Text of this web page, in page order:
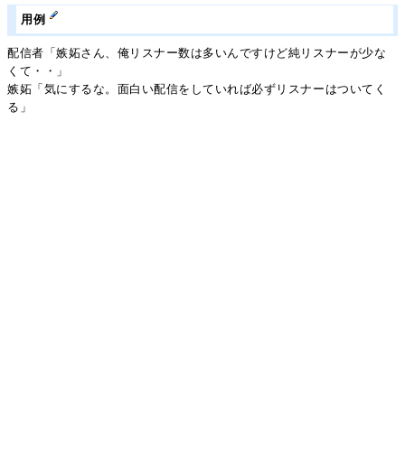
用例
配信者「嫉妬さん、俺リスナー数は多いんですけど純リスナーが少な
くて・・」
嫉妬「気にするな。面白い配信をしていれば必ずリスナーはついてく
る」